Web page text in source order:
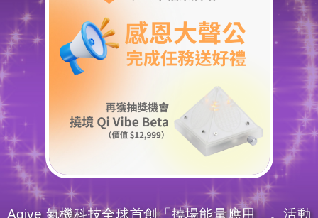
Aqive 氣機科技全球首創「撓場能量應用」。活動